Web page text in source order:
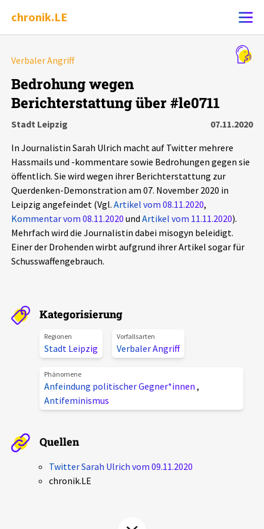
chronik.LE
Chronik
Leipziger Zustände
Schlaglichter
Phänomene
Alle Beiträge
Veranstaltungen
Pressemitteilungen
Podcasts
Über uns
Projektbeschreibung
Kontakt
Unterstützer_innen
chronik.LE in der Presse
Verbaler Angriff
Bedrohung wegen
Berichterstattung über #le0711
Stadt Leipzig
07.11.2020
In Journalistin Sarah Ulrich macht auf Twitter mehrere
Hassmails und -kommentare sowie Bedrohungen gegen sie
öffentlich. Sie wird wegen ihrer Berichterstattung zur
Querdenken-Demonstration am 07. November 2020 in
Leipzig angefeindet (Vgl. Artikel vom 08.11.2020,
Kommentar vom 08.11.2020 und Artikel vom 11.11.2020).
Mehrfach wird die Journalistin dabei misogyn beleidigt.
Einer der Drohenden wirbt aufgrund ihrer Artikel sogar für
Schusswaffengebrauch.
Kategorisierung
Regionen
Stadt Leipzig
Vorfallsarten
Verbaler Angriff
Phänomene
Anfeindung politischer Gegner*innen ,
Antifeminismus
Quellen
Twitter Sarah Ulrich vom 09.11.2020
chronik.LE
Alle Ereignisse
Ereignisse
Ereignisse Statistik